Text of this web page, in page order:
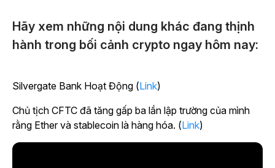
Hãy xem những nội dung khác đang thịnh
hành trong bối cảnh crypto ngay hôm nay:
Silvergate Bank Hoạt Động (Link)
Chủ tịch CFTC đã tăng gấp ba lần lập trường của mình
rằng Ether và stablecoin là hàng hóa. (Link)